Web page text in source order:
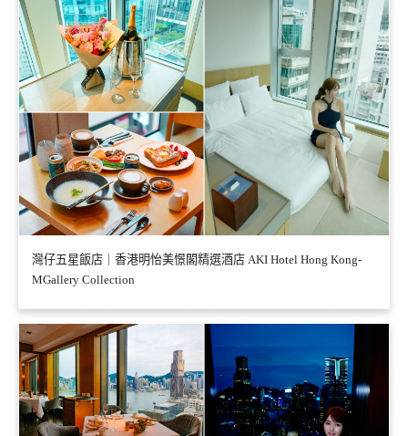
灣仔五星飯店｜香港明怡美憬閣精選酒店 AKI Hotel Hong Kong-
MGallery Collection